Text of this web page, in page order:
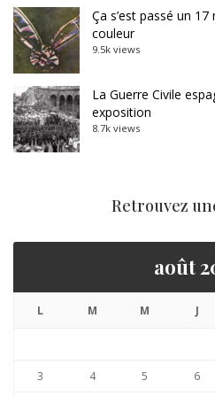
Ça s’est passé un
couleur
9.5k views
La Guerre Civile
exposition
8.7k views
Retrouvez
août
L M M J
3 4 5 6